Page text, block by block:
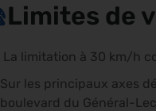
Limites de
La limitation à 30 km/h
Sur les principaux axes
boulevard du Général-